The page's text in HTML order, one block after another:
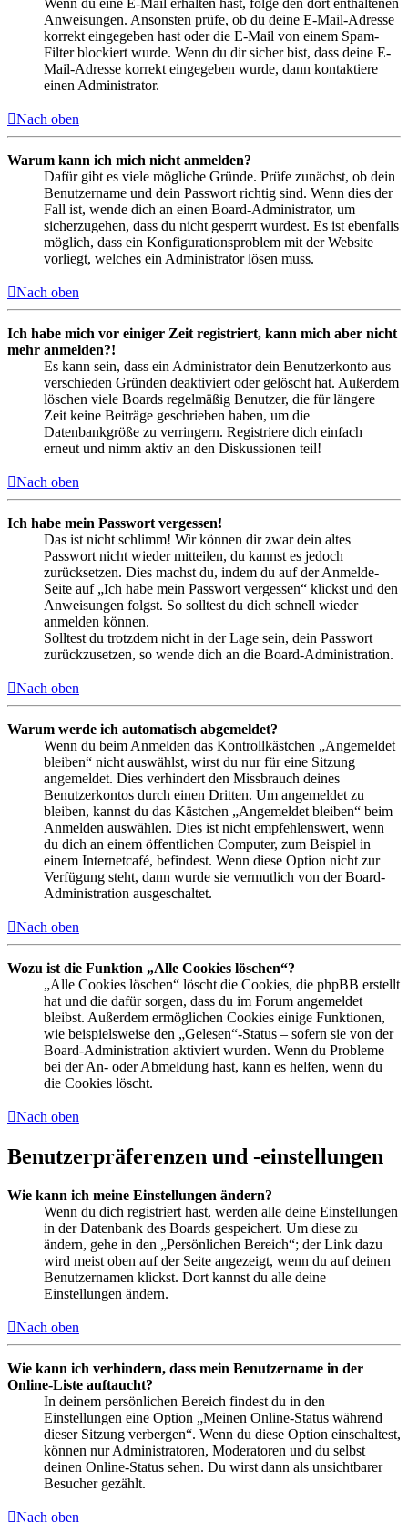
Wenn du eine E-Mail erhalten hast, folge den dort enthaltenen
Anweisungen. Ansonsten prüfe, ob du deine E-Mail-Adresse
korrekt eingegeben hast oder die E-Mail von einem Spam-
Filter blockiert wurde. Wenn du dir sicher bist, dass deine E-
Mail-Adresse korrekt eingegeben wurde, dann kontaktiere
einen Administrator.
Nach oben
Warum kann ich mich nicht anmelden?
Dafür gibt es viele mögliche Gründe. Prüfe zunächst, ob dein
Benutzername und dein Passwort richtig sind. Wenn dies der
Fall ist, wende dich an einen Board-Administrator, um
sicherzugehen, dass du nicht gesperrt wurdest. Es ist ebenfalls
möglich, dass ein Konfigurationsproblem mit der Website
vorliegt, welches ein Administrator lösen muss.
Nach oben
Ich habe mich vor einiger Zeit registriert, kann mich aber nicht
mehr anmelden?!
Es kann sein, dass ein Administrator dein Benutzerkonto aus
verschieden Gründen deaktiviert oder gelöscht hat. Außerdem
löschen viele Boards regelmäßig Benutzer, die für längere
Zeit keine Beiträge geschrieben haben, um die
Datenbankgröße zu verringern. Registriere dich einfach
erneut und nimm aktiv an den Diskussionen teil!
Nach oben
Ich habe mein Passwort vergessen!
Das ist nicht schlimm! Wir können dir zwar dein altes
Passwort nicht wieder mitteilen, du kannst es jedoch
zurücksetzen. Dies machst du, indem du auf der Anmelde-
Seite auf „Ich habe mein Passwort vergessen“ klickst und den
Anweisungen folgst. So solltest du dich schnell wieder
anmelden können.
Solltest du trotzdem nicht in der Lage sein, dein Passwort
zurückzusetzen, so wende dich an die Board-Administration.
Nach oben
Warum werde ich automatisch abgemeldet?
Wenn du beim Anmelden das Kontrollkästchen „Angemeldet
bleiben“ nicht auswählst, wirst du nur für eine Sitzung
angemeldet. Dies verhindert den Missbrauch deines
Benutzerkontos durch einen Dritten. Um angemeldet zu
bleiben, kannst du das Kästchen „Angemeldet bleiben“ beim
Anmelden auswählen. Dies ist nicht empfehlenswert, wenn
du dich an einem öffentlichen Computer, zum Beispiel in
einem Internetcafé, befindest. Wenn diese Option nicht zur
Verfügung steht, dann wurde sie vermutlich von der Board-
Administration ausgeschaltet.
Nach oben
Wozu ist die Funktion „Alle Cookies löschen“?
„Alle Cookies löschen“ löscht die Cookies, die phpBB erstellt
hat und die dafür sorgen, dass du im Forum angemeldet
bleibst. Außerdem ermöglichen Cookies einige Funktionen,
wie beispielsweise den „Gelesen“-Status – sofern sie von der
Board-Administration aktiviert wurden. Wenn du Probleme
bei der An- oder Abmeldung hast, kann es helfen, wenn du
die Cookies löscht.
Nach oben
Benutzerpräferenzen und -einstellungen
Wie kann ich meine Einstellungen ändern?
Wenn du dich registriert hast, werden alle deine Einstellungen
in der Datenbank des Boards gespeichert. Um diese zu
ändern, gehe in den „Persönlichen Bereich“; der Link dazu
wird meist oben auf der Seite angezeigt, wenn du auf deinen
Benutzernamen klickst. Dort kannst du alle deine
Einstellungen ändern.
Nach oben
Wie kann ich verhindern, dass mein Benutzername in der
Online-Liste auftaucht?
In deinem persönlichen Bereich findest du in den
Einstellungen eine Option „Meinen Online-Status während
dieser Sitzung verbergen“. Wenn du diese Option einschaltest,
können nur Administratoren, Moderatoren und du selbst
deinen Online-Status sehen. Du wirst dann als unsichtbarer
Besucher gezählt.
Nach oben